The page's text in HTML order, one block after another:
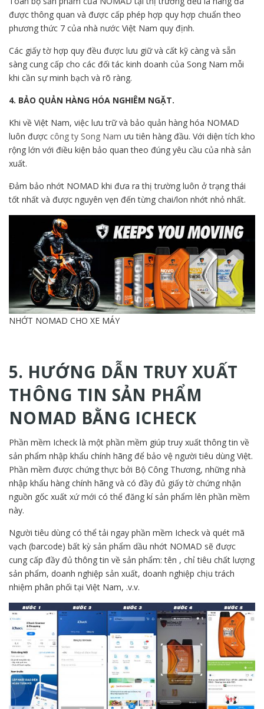
được thông quan và được cấp phép hợp quy hợp chuẩn theo
phương thức 7 của nhà nước Việt Nam quy định.
Các giấy tờ hợp quy đều được lưu giữ và cất kỹ càng và sẵn
sàng cung cấp cho các đối tác kinh doanh của Song Nam mỗi
khi cần sự minh bạch và rõ ràng.
4. BẢO QUẢN HÀNG HÓA NGHIÊM NGẶT.
Khi về Việt Nam, việc lưu trữ và bảo quản hàng hóa NOMAD
luôn được công ty Song Nam ưu tiên hàng đầu. Với diện tích kho
rộng lớn với điều kiện bảo quan theo đúng yêu cầu của nhà sản
xuất.
Đảm bảo nhớt NOMAD khi đưa ra thị trường luôn ở trạng thái
tốt nhất và được nguyên vẹn đến từng chai/lon nhớt nhỏ nhất.
NHỚT NOMAD CHO XE MÁY
5. HƯỚNG DẪN TRUY XUẤT
THÔNG TIN SẢN PHẨM
NOMAD BẰNG ICHECK
Phần mềm Icheck là một phần mềm giúp truy xuất thông tin về
sản phẩm nhập khẩu chính hãng để bảo vệ người tiêu dùng Việt.
Phần mềm được chứng thực bởi Bộ Công Thương, những nhà
nhập khẩu hàng chính hãng và có đầy đủ giấy tờ chứng nhận
nguồn gốc xuất xứ mới có thể đăng kí sản phẩm lên phần mềm
này.
Người tiêu dùng có thể tải ngay phần mềm Icheck và quét mã
vạch (barcode) bất kỳ sản phẩm dầu nhớt NOMAD sẽ được
cung cấp đầy đủ thông tin về sản phẩm: tên , chỉ tiêu chất lượng
sản phẩm, doanh nghiệp sản xuất, doanh nghiệp chịu trách
nhiệm phân phối tại Việt Nam, .v.v.